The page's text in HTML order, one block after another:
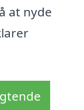
at nyde